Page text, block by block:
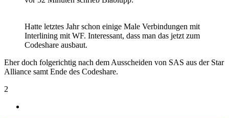
Hatte letztes Jahr schon einige Male Verbindungen mit
Interlining mit WF. Interessant, dass man das jetzt zum
Codeshare ausbaut.
Eher doch folgerichtig nach dem Ausscheiden von SAS aus der Star
Alliance samt Ende des Codeshare.
2